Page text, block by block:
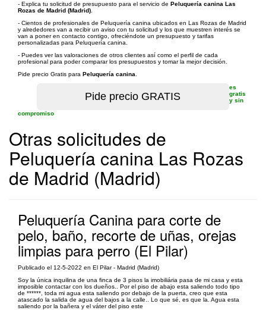
- Explica tu solicitud de presupuesto para el servicio de Peluquería canina Las
Rozas de Madrid (Madrid)
- Cientos de profesionales de Peluquería canina ubicados en Las Rozas de Madrid
y alrededores van a recibir un aviso con tu solicitud y los que muestren interés se
van a poner en contacto contigo, ofreciéndote un presupuesto y tarifas
personalizadas para Peluquería canina.
- Puedes ver las valoraciones de otros clientes así como el perfil de cada
profesional para poder comparar los presupuestos y tomar la mejor decisión.
Pide precio Gratis para Peluquería canina
es
gratis
y sin
compromiso
Otras solicitudes de
Peluquería canina Las Rozas
de Madrid (Madrid)
Peluquería Canina para corte de
pelo, baño, recorte de uñas, orejas
limpias para perro (El Pilar)
Publicado el 12-5-2022 en El Pilar - Madrid (Madrid)
Soy la única inquilina de una finca de 3 pisos la imobiliária pasa de mi casa y esta
imposible contactar con los dueños.. Por el piso de abajo esta saliendo todo tipo
de ******, toda mi agua esta saliendo por debajo de la puerta, creo que esta
atascado la salida de agua del bajos a la calle.. Lo que sé, es que la. Agua esta
saliendo por la bañera y el váter del piso este